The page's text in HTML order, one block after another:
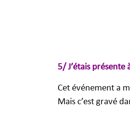
5/ J’étais
Cet événement a
Mais c’est gravé